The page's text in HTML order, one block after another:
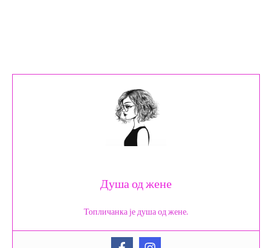
Душа од жене
Топличанка је душа од жене.